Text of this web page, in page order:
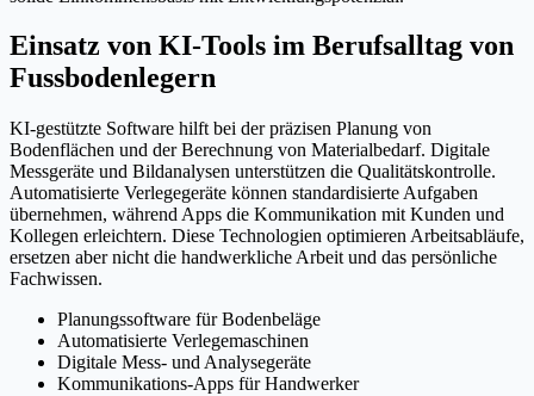
Einsatz von KI-Tools im Berufsalltag von
Fussbodenlegern
KI-gestützte Software hilft bei der präzisen Planung von
Bodenflächen und der Berechnung von Materialbedarf. Digitale
Messgeräte und Bildanalysen unterstützen die Qualitätskontrolle.
Automatisierte Verlegegeräte können standardisierte Aufgaben
übernehmen, während Apps die Kommunikation mit Kunden und
Kollegen erleichtern. Diese Technologien optimieren Arbeitsabläufe,
ersetzen aber nicht die handwerkliche Arbeit und das persönliche
Fachwissen.
Planungssoftware für Bodenbeläge
Automatisierte Verlegemaschinen
Digitale Mess- und Analysegeräte
Kommunikations-Apps für Handwerker